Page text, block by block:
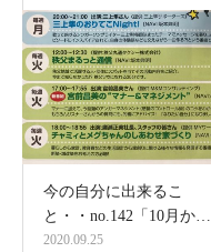
今の自分に出来るこ
と・・no.142「10月か…
2020.09.25